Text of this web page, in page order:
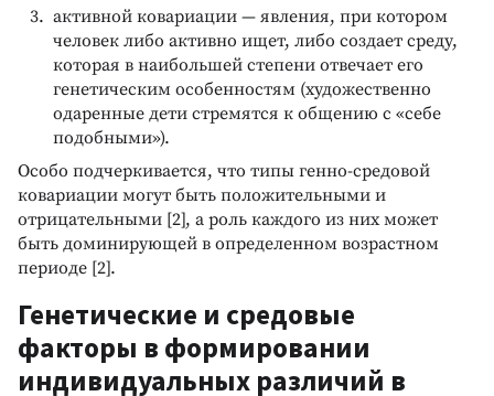
активной ковариации — явления, при котором
человек либо активно ищет, либо создает среду,
которая в наибольшей степени отвечает его
генетическим особенностям (художественно
одаренные дети стремятся к общению с «себе
подобными»).
Особо подчеркивается, что типы генно-средовой
ковариации могут быть положительными и
отрицательными [2], а роль каждого из них может
быть доминирующей в определенном возрастном
периоде [2].
Генетические и средовые
факторы в формировании
индивидуальных различий в